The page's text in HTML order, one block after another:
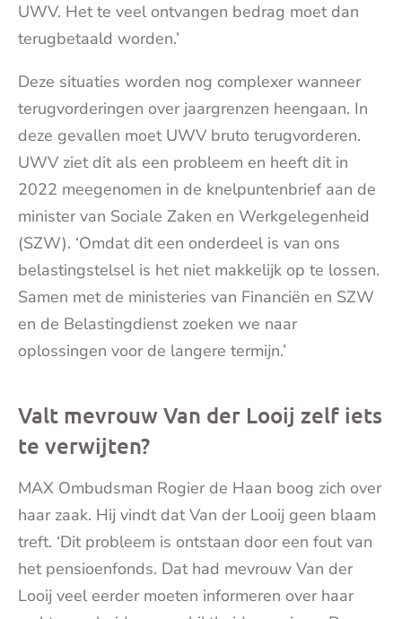
UWV. Het te veel ontvangen bedrag moet dan
terugbetaald worden.’
Deze situaties worden nog complexer wanneer
terugvorderingen over jaargrenzen heengaan. In
deze gevallen moet UWV bruto terugvorderen.
UWV ziet dit als een probleem en heeft dit in
2022 meegenomen in de knelpuntenbrief aan de
minister van Sociale Zaken en Werkgelegenheid
(SZW). ‘Omdat dit een onderdeel is van ons
belastingstelsel is het niet makkelijk op te lossen.
Samen met de ministeries van Financiën en SZW
en de Belastingdienst zoeken we naar
oplossingen voor de langere termijn.’
Valt mevrouw Van der Looij zelf iets
te verwijten?
MAX Ombudsman Rogier de Haan boog zich over
haar zaak. Hij vindt dat Van der Looij geen blaam
treft. ‘Dit probleem is ontstaan door een fout van
het pensioenfonds. Dat had mevrouw Van der
Looij veel eerder moeten informeren over haar